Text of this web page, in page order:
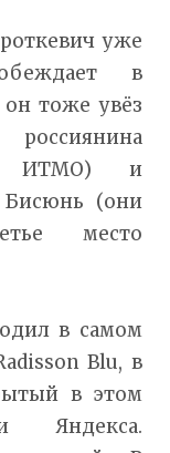
уже
в
тоже увёз
ИТМО) и
Бисюнь (они
место
в самом
Blu, в
в этом
Яндекса.